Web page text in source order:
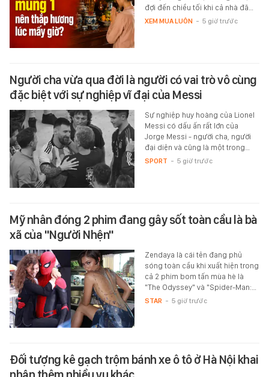
đợi đến chiều tối khi cả nhà đã…
XEM MUA LUÔN - 5 giờ trước
Người cha vừa qua đời là người có vai trò vô cùng
đặc biệt với sự nghiệp vĩ đại của Messi
Sự nghiệp huy hoàng của Lionel
Messi có dấu ấn rất lớn của
Jorge Messi - người cha, người
đại diện và cũng là một trong…
SPORT - 5 giờ trước
Mỹ nhân đóng 2 phim đang gây sốt toàn cầu là bà
xã của "Người Nhện"
Zendaya là cái tên đang phủ
sóng toàn cầu khi xuất hiện trong
cả 2 phim bom tấn mùa hè là
"The Odyssey" và "Spider-Man:…
STAR - 5 giờ trước
Đối tượng kê gạch trộm bánh xe ô tô ở Hà Nội khai